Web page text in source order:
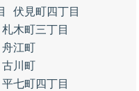
伏見町四丁目
札木町三丁目
舟江町
古川町
平七町四丁目